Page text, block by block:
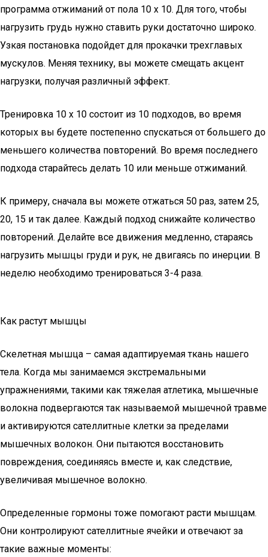
программа отжиманий от пола 10 х 10. Для того, чтобы
нагрузить грудь нужно ставить руки достаточно широко.
Узкая постановка подойдет для прокачки трехглавых
мускулов. Меняя технику, вы можете смещать акцент
нагрузки, получая различный эффект.
Тренировка 10 х 10 состоит из 10 подходов, во время
которых вы будете постепенно спускаться от большего до
меньшего количества повторений. Во время последнего
подхода старайтесь делать 10 или меньше отжиманий.
К примеру, сначала вы можете отжаться 50 раз, затем 25,
20, 15 и так далее. Каждый подход снижайте количество
повторений. Делайте все движения медленно, стараясь
нагрузить мышцы груди и рук, не двигаясь по инерции. В
неделю необходимо тренироваться 3-4 раза.
Как растут мышцы
Скелетная мышца – самая адаптируемая ткань нашего
тела. Когда мы занимаемся экстремальными
упражнениями, такими как тяжелая атлетика, мышечные
волокна подвергаются так называемой мышечной травме
и активируются сателлитные клетки за пределами
мышечных волокон. Они пытаются восстановить
повреждения, соединяясь вместе и, как следствие,
увеличивая мышечное волокно.
Определенные гормоны тоже помогают расти мышцам.
Они контролируют сателлитные ячейки и отвечают за
такие важные моменты: